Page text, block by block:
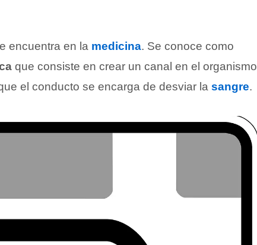
encuentra en la medicina. Se conoce como
que consiste en crear un canal en el organismo
el conducto se encarga de desviar la sangre.